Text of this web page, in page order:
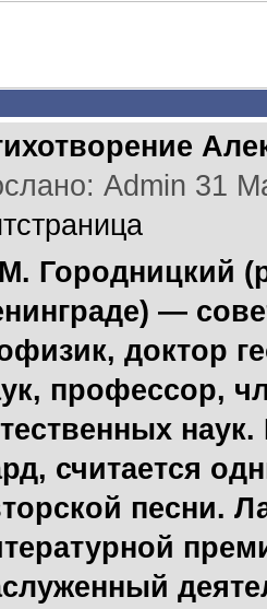
Admin 31
Городницкий
—
доктор
профессор,
считается
песни.